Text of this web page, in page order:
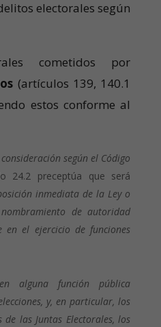
electorales según
cometidos por
(artículos 139, 140.1
estos conforme al
según el Código
24.2 preceptúa que será
inmediata de la Ley o
de autoridad
en el ejercicio de funciones
alguna función pública
y, en particular, los
de las Juntas Electorales, los